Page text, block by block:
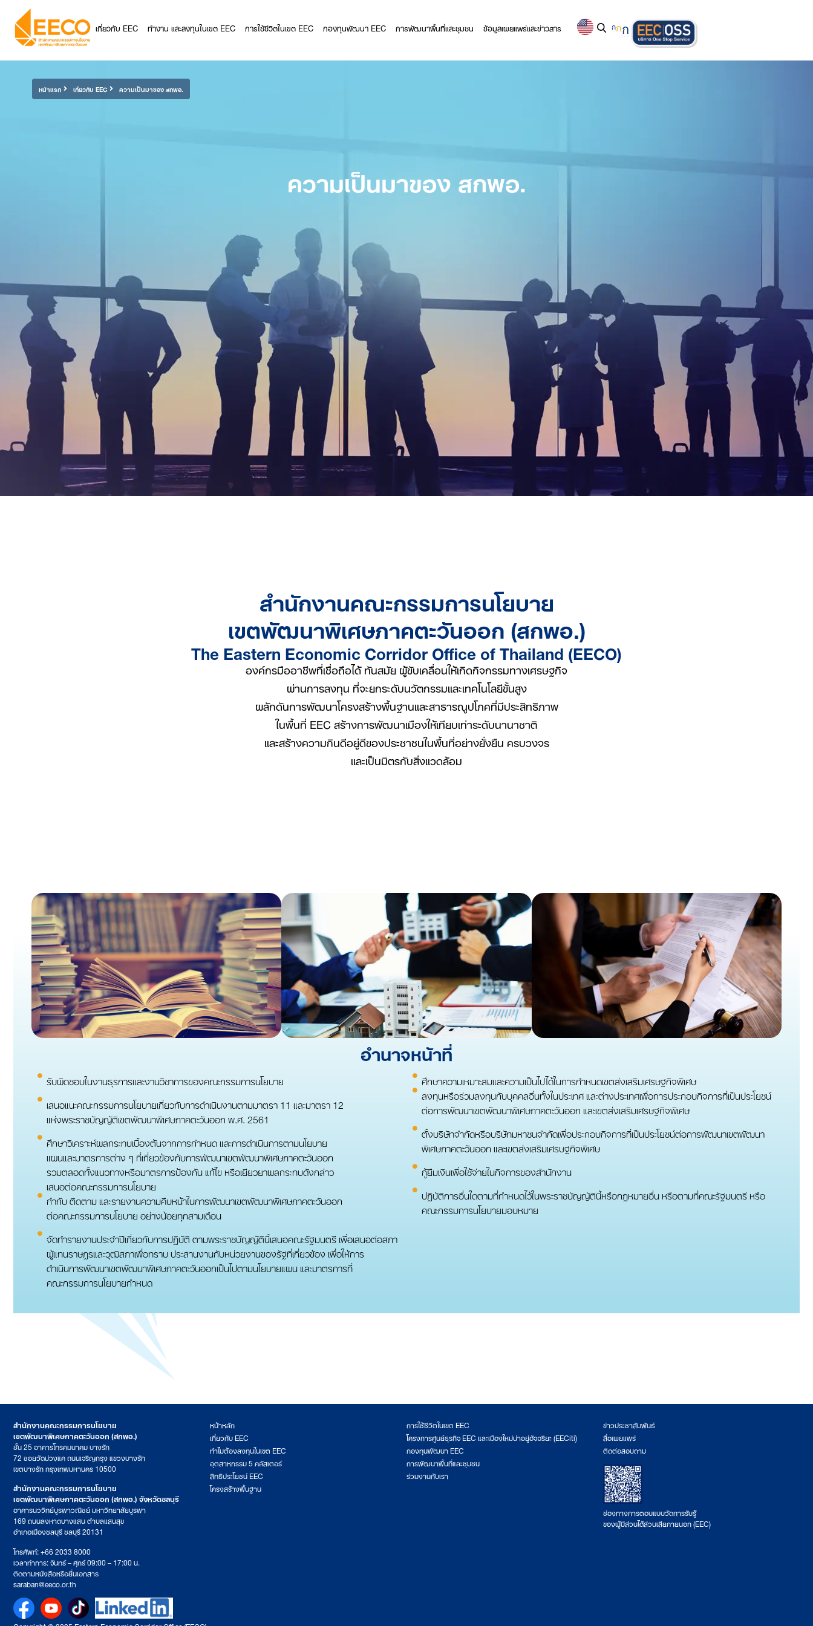
เกี่ยวกับ EEC ทำงาน และลงทุนในเขต EEC การใช้ชีวิตในเขต EEC กองทุนพัฒนา EEC การพัฒนาพื้นที่และชุมชน ข้อมูลเผยแพร่และข่าวสาร กกก
หน้าแรก เกี่ยวกับ EEC ความเป็นมาของ สกพอ.
ความเป็นมาของ สกพอ.
สำนักงานคณะกรรมการนโยบาย
เขตพัฒนาพิเศษภาคตะวันออก (สกพอ.)
The Eastern Economic Corridor Office of Thailand (EECO)
องค์กรมืออาชีพที่เชื่อถือได้ ทันสมัย ผู้ขับเคลื่อนให้เกิดกิจกรรมทางเศรษฐกิจ
ผ่านการลงทุน ที่จะยกระดับนวัตกรรมและเทคโนโลยีขั้นสูง
ผลักดันการพัฒนาโครงสร้างพื้นฐานและสาธารณูปโภคที่มีประสิทธิภาพ
ในพื้นที่ EEC สร้างการพัฒนาเมืองให้เทียบเท่าระดับนานาชาติ
และสร้างความกินดีอยู่ดีของประชาชนในพื้นที่อย่างยั่งยืน ครบวงจร
และเป็นมิตรกับสิ่งแวดล้อม
อำนาจหน้าที่
รับผิดชอบในงานธุรการและงานวิชาการของคณะกรรมการนโยบาย
เสนอแนะคณะกรรมการนโยบายเกี่ยวกับการดําเนินงานตามมาตรา 11 และมาตรา 12
แห่งพระราชบัญญัติเขตพัฒนาพิเศษภาคตะวันออก พ.ศ. 2561
ศึกษาวิเคราะห์ผลกระทบเบื้องต้นจากการกําหนด และการดําเนินการตามนโยบาย
แผนและมาตรการต่าง ๆ ที่เกี่ยวข้องกับการพัฒนาเขตพัฒนาพิเศษภาคตะวันออก
รวมตลอดทั้งแนวทางหรือมาตรการป้องกัน แก้ไข หรือเยียวยาผลกระทบดังกล่าว
เสนอต่อคณะกรรมการนโยบาย
กํากับ ติดตาม และรายงานความคืบหน้าในการพัฒนาเขตพัฒนาพิเศษภาคตะวันออก
ต่อคณะกรรมการนโยบาย อย่างน้อยทุกสามเดือน
จัดทำรายงานประจําปีเกี่ยวกับการปฏิบัติ ตามพระราชบัญญัตินี้เสนอคณะรัฐมนตรี เพื่อเสนอต่อสภา
ผู้แทนราษฎรและวุฒิสภาเพื่อทราบ ประสานงานกับหน่วยงานของรัฐที่เกี่ยวข้อง เพื่อให้การ
ดําเนินการพัฒนาเขตพัฒนาพิเศษภาคตะวันออกเป็นไปตามนโยบายแผน และมาตรการที่
คณะกรรมการนโยบายกําหนด
ศึกษาความเหมาะสมและความเป็นไปได้ในการกําหนดเขตส่งเสริมเศรษฐกิจพิเศษ
ลงทุนหรือร่วมลงทุนกับบุคคลอื่นทั้งในประเทศ และต่างประเทศเพื่อการประกอบกิจการที่เป็นประโยชน์
ต่อการพัฒนาเขตพัฒนาพิเศษภาคตะวันออก และเขตส่งเสริมเศรษฐกิจพิเศษ
ตั้งบริษัทจํากัดหรือบริษัทมหาชนจํากัดเพื่อประกอบกิจการที่เป็นประโยชน์ต่อการพัฒนาเขตพัฒนา
พิเศษภาคตะวันออก และเขตส่งเสริมเศรษฐกิจพิเศษ
กู้ยืมเงินเพื่อใช้จ่ายในกิจการของสํานักงาน
ปฏิบัติการอื่นใดตามที่กําหนดไว้ในพระราชบัญญัตินี้หรือกฎหมายอื่น หรือตามที่คณะรัฐมนตรี หรือ
คณะกรรมการนโยบายมอบหมาย
สำนักงานคณะกรรมการนโยบาย
เขตพัฒนาพิเศษภาคตะวันออก (สกพอ.)
ชั้น 25 อาคารโทรคมนาคม บางรัก
72 ซอยวัดม่วงแค ถนนเจริญกรุง แขวงบางรัก
เขตบางรัก กรุงเทพมหานคร 10500
สำนักงานคณะกรรมการนโยบาย
เขตพัฒนาพิเศษภาคตะวันออก (สกพอ.) จังหวัดชลบุรี
อาคารนววิทย์บูรพาวณิชย์ มหาวิทยาลัยบูรพา
169 ถนนลงหาดบางแสน ตำบลแสนสุข
อำเภอเมืองชลบุรี ชลบุรี 20131
โทรศัพท์: +66 2033 8000
เวลาทำการ: จันทร์ – ศุกร์ 09:00 – 17:00 น.
ติดตามหนังสือหรือยื่นเอกสาร
saraban@eeco.or.th
หน้าหลัก
เกี่ยวกับ EEC
ทำไมต้องลงทุนในเขต EEC
อุตสาหกรรม 5 คลัสเตอร์
สิทธิประโยชน์ EEC
โครงสร้างพื้นฐาน
การใช้ชีวิตในเขต EEC
โครงการศูนย์ธุรกิจ EEC และเมืองใหม่น่าอยู่อัจฉริยะ (EECiti)
กองทุนพัฒนา EEC
การพัฒนาพื้นที่และชุมชน
ร่วมงานกับเรา
ข่าวประชาสัมพันธ์
สื่อเผยแพร่
ติดต่อสอบถาม
ช่องทางการตอบแบบวัดการรับรู้
ของผู้มีส่วนได้ส่วนเสียภายนอก (EEC)